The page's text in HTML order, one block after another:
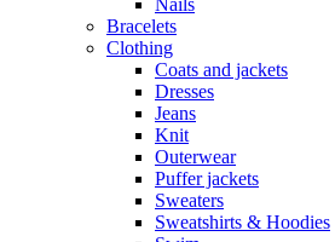
Nails
Bracelets
Clothing
Coats and jackets
Dresses
Jeans
Knit
Outerwear
Puffer jackets
Sweaters
Sweatshirts & Hoodies